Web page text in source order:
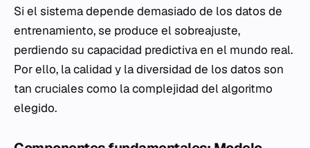
Si el sistema depende demasiado de los datos de
entrenamiento, se produce el sobreajuste,
perdiendo su capacidad predictiva en el mundo real.
Por ello, la calidad y la diversidad de los datos son
tan cruciales como la complejidad del algoritmo
elegido.